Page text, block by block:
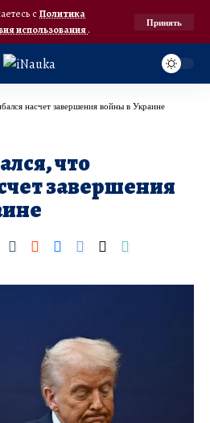
с Политика
использования.
Принять
насчет завершения войны в Украине
что
завершения